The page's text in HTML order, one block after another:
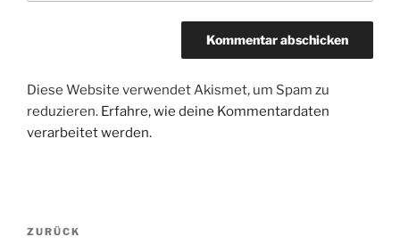
Diese Website verwendet Akismet, um Spam zu
reduzieren. Erfahre, wie deine Kommentardaten
verarbeitet werden.
Beitragsnavigation
Vorheriger
ZURÜCK